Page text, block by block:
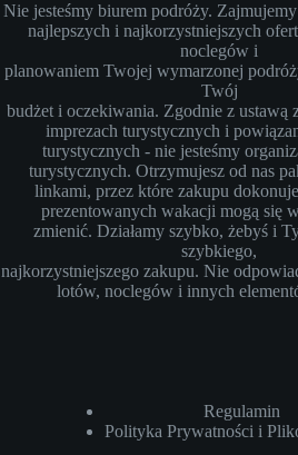
Nie jesteśmy biurem podróży.
najlepszych i najkorzystniejszych
noclegów i
planowaniem Twojej wymarzonej
Twój
budżet i oczekiwania. Zgodnie z ustawą
imprezach turystycznych i
turystycznych - nie jesteśmy
turystycznych. Otrzymujesz od nas
linkami, przez które zakupu
prezentowanych wakacji mogą się
zmienić. Działamy szybko, żebyś i
szybkiego,
najkorzystniejszego zakupu. Nie
lotów, noclegów i innych
Regulamin
Polityka Prywatności i